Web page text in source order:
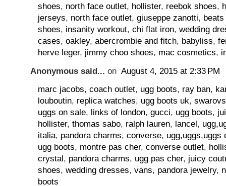
shoes, north face outlet, hollister, reebok shoes,
jerseys, north face outlet, giuseppe zanotti,
shoes, insanity workout, chi flat iron, wedding
cases, oakley, abercrombie and fitch, babyliss,
herve leger, jimmy choo shoes, mac cosmetics,
Anonymous said... on August 4, 2015 at 2:33 PM
marc jacobs, coach outlet, ugg boots, ray ban,
louboutin, replica watches, ugg boots uk,
uggs on sale, links of london, gucci, ugg boots,
hollister, thomas sabo, ralph lauren, lancel ,
italia, pandora charms, converse, ugg,uggs,uggs
ugg boots, montre pas cher, converse outlet,
crystal , pandora charms, ugg pas cher, juicy
shoes, wedding dresses, vans, pandora jewelry,
boots